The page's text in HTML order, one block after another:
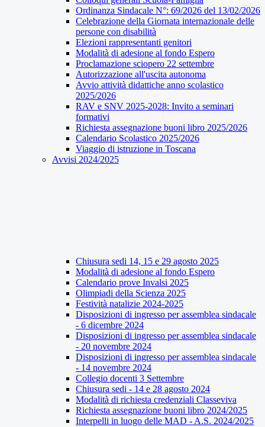
Ordinanza Sindacale N°: 69/2026 del 13/02/2026
Celebrazione della Giornata internazionale delle
persone con disabilità
Elezioni rappresentanti genitori
Modalità di adesione al fondo Espero
Proclamazione sciopero 22 settembre
Autorizzazione all'uscita autonoma
Avvio attività didattiche anno scolastico
2025/2026
RAV e SNV 2025-2028: Invito a seminari
formativi
Richiesta assegnazione buoni libro 2025/2026
Calendario Scolastico 2025/2026
Viaggio di istruzione in Toscana
Avvisi 2024/2025
Chiusura sedi 14, 15 e 29 agosto 2025
Modalità di adesione al fondo Espero
Calendario prove Invalsi 2025
Olimpiadi della Scienza 2025
Festività natalizie 2024-2025
Disposizioni di ingresso per assemblea sindacale
- 6 dicembre 2024
Disposizioni di ingresso per assemblea sindacale
- 20 novembre 2024
Disposizioni di ingresso per assemblea sindacale
- 14 novembre 2024
Collegio docenti 3 Settembre
Chiusura sedi - 14 e 28 agosto 2024
Modalità di richiesta credenziali Classeviva
Richiesta assegnazione buoni libro 2024/2025
Interpelli in luogo delle MAD - A.S. 2024/2025